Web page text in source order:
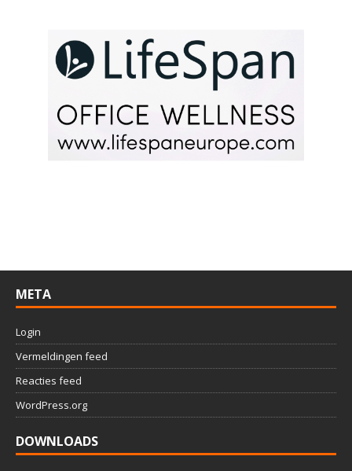
META
Login
Vermeldingen feed
Reacties feed
WordPress.org
DOWNLOADS